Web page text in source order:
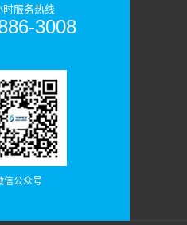
时服务热线
3008
信公众号